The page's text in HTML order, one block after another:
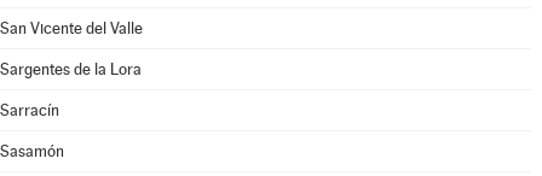
San Vicente del Valle
Sargentes de la Lora
Sarracín
Sasamón